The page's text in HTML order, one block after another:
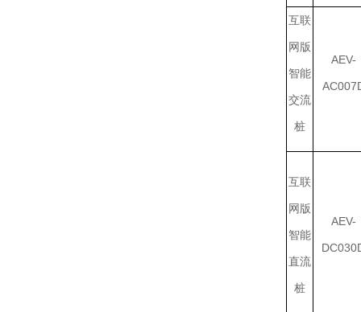
互联
网版
智能
交流
桩
AEV-
互联
网版
智能
直流
桩
AEV-